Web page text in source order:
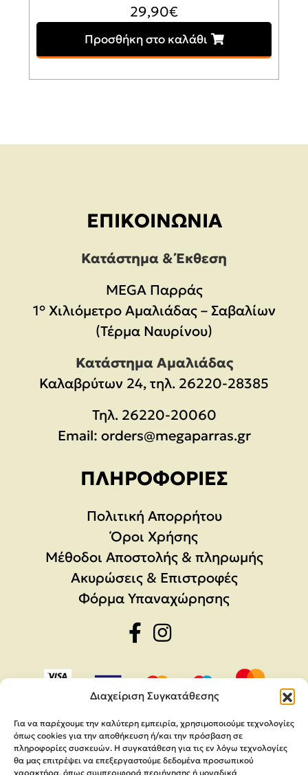
Διαχείριση Συγκατάθεσης
Για να παρέχουμε την καλύτερη εμπειρία, χρησιμοποιούμε τεχνολογίες
όπως cookies για την αποθήκευση ή/και την πρόσβαση σε
πληροφορίες συσκευών. Η συγκατάθεση για τις εν λόγω τεχνολογίες
θα μας επιτρέψει να επεξεργαστούμε δεδομένα προσωπικού
χαρακτήρα, όπως συμπεριφορά περιήγησης ή μοναδικά
29,90€
Προσθήκη στο καλάθι
ΕΠΙΚΟΙΝΩΝΊΑ
Κατάστημα & Έκθεση
MEGA Παρράς
1° Χιλιόμετρο Αμαλιάδας – Σαβαλίων
(Τέρμα Ναυρίνου)
Κατάστημα Αμαλιάδας
Καλαβρύτων 24, τηλ. 26220-28385
Τηλ. 26220-20060
Email: orders@megaparras.gr
ΠΛΗΡΟΦΟΡΊΕΣ
Πολιτική Απορρήτου
Όροι Χρήσης
Μέθοδοι Αποστολής & πληρωμής
Ακυρώσεις & Επιστροφές
Φόρμα Υπαναχώρησης